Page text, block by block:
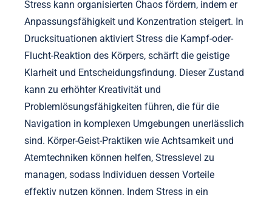
Stress kann organisierten Chaos fördern, indem er
Anpassungsfähigkeit und Konzentration steigert. In
Drucksituationen aktiviert Stress die Kampf-oder-
Flucht-Reaktion des Körpers, schärft die geistige
Klarheit und Entscheidungsfindung. Dieser Zustand
kann zu erhöhter Kreativität und
Problemlösungsfähigkeiten führen, die für die
Navigation in komplexen Umgebungen unerlässlich
sind. Körper-Geist-Praktiken wie Achtsamkeit und
Atemtechniken können helfen, Stresslevel zu
managen, sodass Individuen dessen Vorteile
effektiv nutzen können. Indem Stress in ein